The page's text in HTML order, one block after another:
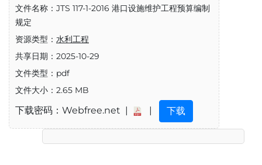
文件名称：JTS 117-1-2016 港口设施维护工程预算编制
规定
资源类型： 水利工程
共享日期：2025-10-29
文件类型：pdf
文件大小：2.65 MB
下载密码：Webfree.net | | 下载